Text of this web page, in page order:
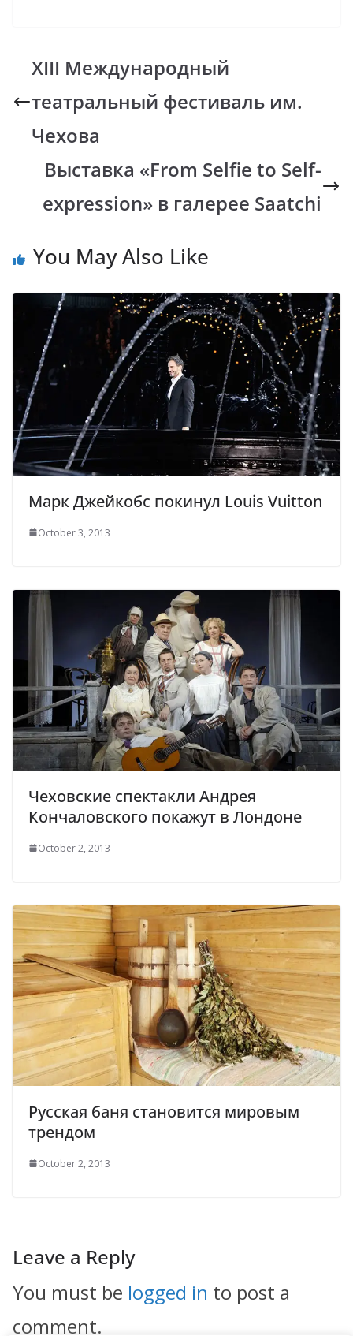
b
o
o
k
s
A
p
p
y
Li
n
gr
a
m
XIII Международный
театральный фестиваль им.
Чехова
Выставка «From Selfie to Self-
expression» в галерее Saatchi
You May Also Like
Марк Джейкобс покинул Louis Vuitton
October 3, 2013
Чеховские спектакли Андрея
Кончаловского покажут в Лондоне
October 2, 2013
Русская баня становится мировым
трендом
October 2, 2013
Leave a Reply
You must be logged in to post a
comment.